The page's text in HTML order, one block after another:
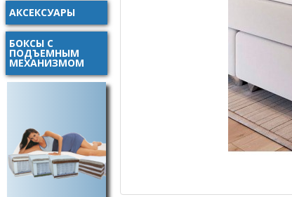
АКСЕКСУАРЫ
БОКСЫ С
ПОДЪЕМНЫМ
МЕХАНИЗМОМ